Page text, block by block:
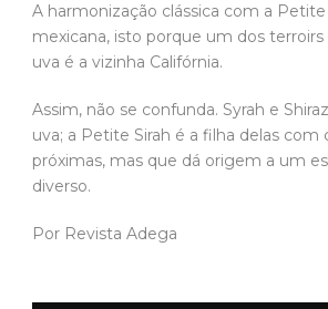
A harmonização clássica com a
mexicana, isto porque um dos
uva é a vizinha Califórnia.
Assim, não se confunda. Syrah e
uva; a Petite Sirah é a filha delas com
próximas, mas que dá origem a um
diverso.
Por Revista Adega